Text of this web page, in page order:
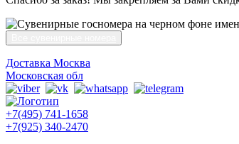
Доставка Москва
Московская обл
+7(495) 741-1658
+7(925) 340-2470